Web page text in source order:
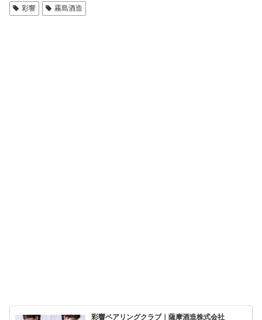
彩響 霧島酒造
彩響ペアリングクラブ｜薩󠄀摩酒造株式会社